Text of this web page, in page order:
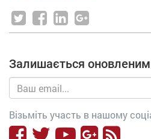
Залишається
Візьміть участь в нашому